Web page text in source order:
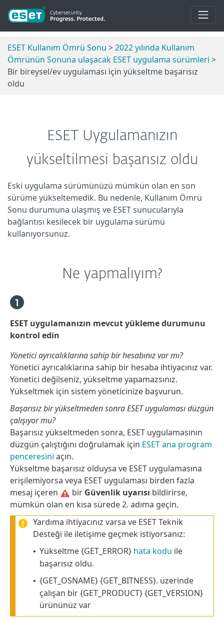
ESET Kullanım Ömrü Sonu >2022 yılında Kullanım
Ömrünün Sonuna ulaşacak ESET uygulama sürümleri >
Bir bireysel/ev uygulaması için yükseltme başarısız
oldu
ESET Uygulamanızın
yükseltilmesi başarısız oldu
Eski uygulama sürümünüzü mümkün olan en son
sürüme yükseltemedik. Bu nedenle, Kullanım Ömrü
Sonu durumuna ulaşmış ve ESET sunucularıyla
bağlantısı kesilecek bir uygulama sürümü
kullanıyorsunuz.
Ne yapmalıyım?
ESET uygulamanızın mevcut yükleme durumunu
kontrol edin
Yönetici ayrıcalıklarına sahip bir hesabınız var mı?
Yönetici ayrıcalıklarına sahip bir hesaba ihtiyacınız var.
Yönetici değilseniz, yükseltme yapamazsınız.
Yükseltmek için sistem yöneticinize başvurun.
Başarısız bir yükseltmeden sonra ESET uygulaması düzgün
çalışıyor mu?
Başarısız yükseltmeden sonra, ESET uygulamasının
düzgün çalıştığını doğrulamak için ESET ana program
penceresini açın.
Yükseltme başarısız olduysa ve ESET uygulamasına
erişilemiyorsa veya ESET uygulaması birden fazla
mesaj içeren
bir Güvenlik uyarısı bildirirse,
mümkün olan en kısa sürede 2. adıma geçin.
Yardıma ihtiyacınız varsa ve ESET Teknik
Desteği ile iletişime geçmek istiyorsanız:
• Yükseltme {GET_ERROR} hata kodu ile
başarısız oldu.
• {GET_OSNAME} {GET_BITNESS}. üzerinde
çalışan bir {GET_PRODUCT} {GET_VERSION}
ürününüz var